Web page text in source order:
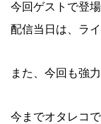
今回ゲストで登場
配信当日は、ラ
また、今回も強
今までオタレコ